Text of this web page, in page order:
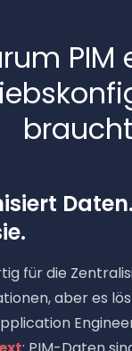
PIM
braucht
für die
aber es